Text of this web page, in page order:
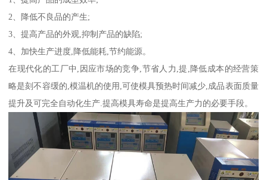
2、降低不良品的产生;
3、提高产品的外观,抑制产品的缺陷;
4、加快生产进度,降低能耗,节约能源。
在现代化的工厂中,因应市场的竞争,节省人力,提,降低成本的经营策
略是刻不容缓的,模温机的使用,可使模具预热时间减少,成品表面质量
提升及可完全自动化生产.提高模具寿命是提高生产力的必要手段。